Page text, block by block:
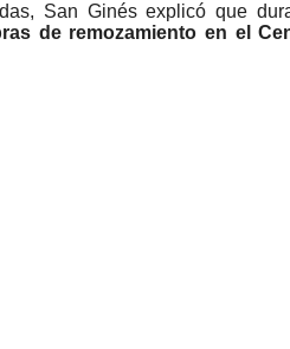
San Ginés explicó que
de remozamiento en el